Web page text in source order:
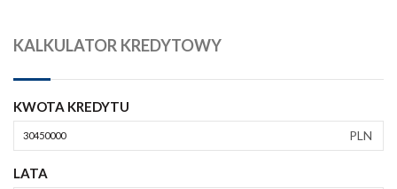
KALKULATOR KREDYTOWY
KWOTA KREDYTU
PLN
LATA